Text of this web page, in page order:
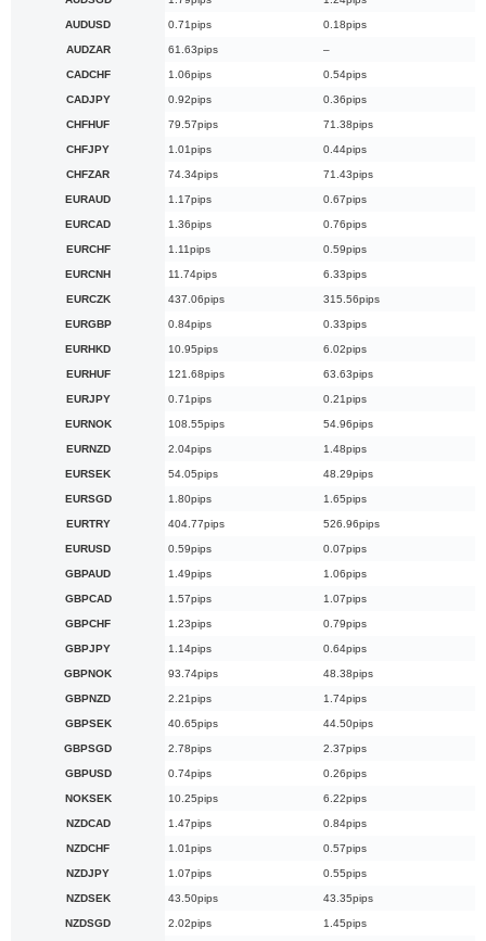
AUDUSD 0.71pips 0.18pips
AUDZAR 61.63pips –
CADCHF 1.06pips 0.54pips
CADJPY 0.92pips 0.36pips
CHFHUF 79.57pips 71.38pips
CHFJPY 1.01pips 0.44pips
CHFZAR 74.34pips 71.43pips
EURAUD 1.17pips 0.67pips
EURCAD 1.36pips 0.76pips
EURCHF 1.11pips 0.59pips
EURCNH 11.74pips 6.33pips
EURCZK 437.06pips 315.56pips
EURGBP 0.84pips 0.33pips
EURHKD 10.95pips 6.02pips
EURHUF 121.68pips 63.63pips
EURJPY 0.71pips 0.21pips
EURNOK 108.55pips 54.96pips
EURNZD 2.04pips 1.48pips
EURSEK 54.05pips 48.29pips
EURSGD 1.80pips 1.65pips
EURTRY 404.77pips 526.96pips
EURUSD 0.59pips 0.07pips
GBPAUD 1.49pips 1.06pips
GBPCAD 1.57pips 1.07pips
GBPCHF 1.23pips 0.79pips
GBPJPY 1.14pips 0.64pips
GBPNOK 93.74pips 48.38pips
GBPNZD 2.21pips 1.74pips
GBPSEK 40.65pips 44.50pips
GBPSGD 2.78pips 2.37pips
GBPUSD 0.74pips 0.26pips
NOKSEK 10.25pips 6.22pips
NZDCAD 1.47pips 0.84pips
NZDCHF 1.01pips 0.57pips
NZDJPY 1.07pips 0.55pips
NZDSEK 43.50pips 43.35pips
NZDSGD 2.02pips 1.45pips